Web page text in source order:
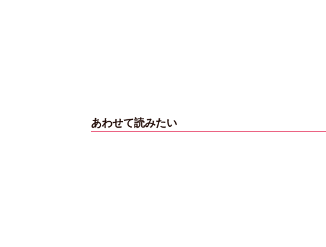
あわせて読みたい